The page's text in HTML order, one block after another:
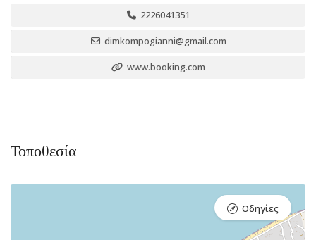
2226041351
dimkompogianni@gmail.com
www.booking.com
Τοποθεσία
Οδηγίες